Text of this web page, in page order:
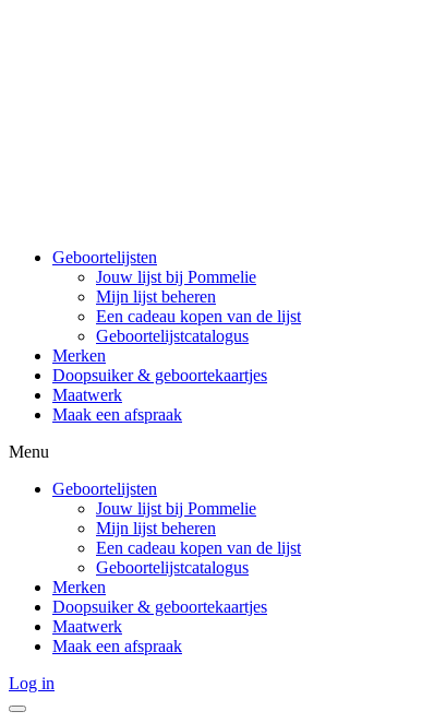
Geboortelijsten
Jouw lijst bij Pommelie
Mijn lijst beheren
Een cadeau kopen van de lijst
Geboortelijstcatalogus
Merken
Doopsuiker & geboortekaartjes
Maatwerk
Maak een afspraak
Menu
Geboortelijsten
Jouw lijst bij Pommelie
Mijn lijst beheren
Een cadeau kopen van de lijst
Geboortelijstcatalogus
Merken
Doopsuiker & geboortekaartjes
Maatwerk
Maak een afspraak
Log in